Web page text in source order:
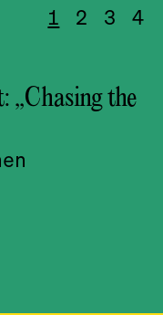
1 2 3 4
„Chasing the